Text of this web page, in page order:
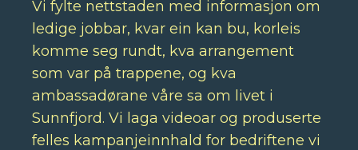
Vi fylte nettstaden med informasjon om
ledige jobbar, kvar ein kan bu, korleis
komme seg rundt, kva arrangement
som var på trappene, og kva
ambassadørane våre sa om livet i
Sunnfjord. Vi laga videoar og produserte
felles kampanjeinnhald for bedriftene vi